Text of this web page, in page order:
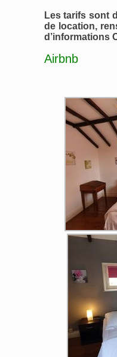
Les tarifs sont
de location,
d’informations
Airbnb